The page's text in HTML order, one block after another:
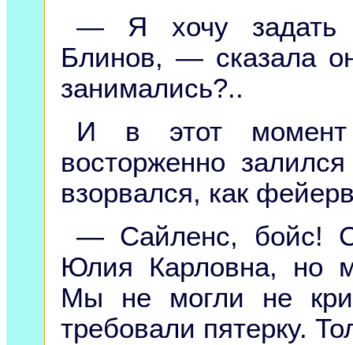
— Я хочу задать
Блинов, — сказала
занимались?..
И в этот момент
восторженно
взорвался, как
— Сайленс, бойс!
Юлия Карловна, но
Мы не могли не
требовали пятерку.